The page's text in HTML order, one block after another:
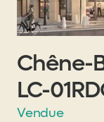
Chêne-
LC-
Vendue